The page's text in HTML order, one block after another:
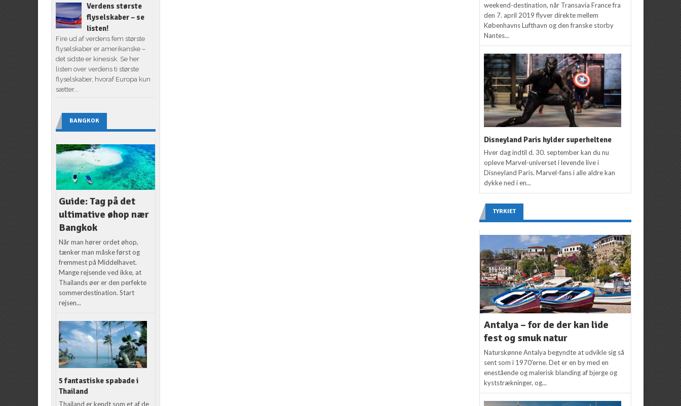
Verdens største
flyselskaber – se
listen!
Fire ud af verdens fem største
flyselskaber er amerikanske –
det sidste er kinesisk. Se her
listen over verdens ti største
flyselskaber, hvoraf Europa kun
sætter...
BANGKOK
Guide: Tag på det
ultimative øhop nær
Bangkok
Når man hører ordet øhop,
tænker man måske først og
fremmest på Middelhavet.
Mange rejsende ved ikke, at
Thailands øer er den perfekte
sommerdestination. Start
rejsen...
5 fantastiske spabade i
Thailand
Thailand er kendt som et af de
weekend-destination, når Transavia France fra
den 7. april 2019 flyver direkte mellem
Københavns Lufthavn og den franske storby
Nantes...
Disneyland Paris hylder superheltene
Hver dag indtil d. 30. september kan du nu
opleve Marvel-universet i levende live i
Disneyland Paris. Marvel-fans i alle aldre kan
dykke ned i en...
TYRKIET
Antalya – for de der kan lide
fest og smuk natur
Naturskønne Antalya begyndte at udvikle sig så
sent som i 1970’erne. Det er en by med en
enestående og malerisk blanding af bjerge og
kyststrækninger, og...